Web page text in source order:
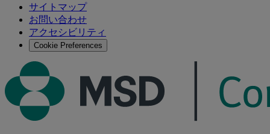
サイトマップ
お問い合わせ
アクセシビリティ
Cookie Preferences